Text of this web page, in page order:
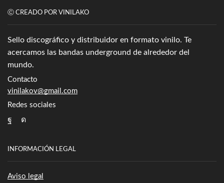
Ⓒ CREADO POR VINILAKO
Sello discográfico y distribuidor en formato vinilo. Te
acercamos las bandas underground de alrededor del
mundo.
Contacto
vinilakov@gmail.com
Redes sociales
Facebook
Instagram
INFORMACIÓN LEGAL
Aviso legal